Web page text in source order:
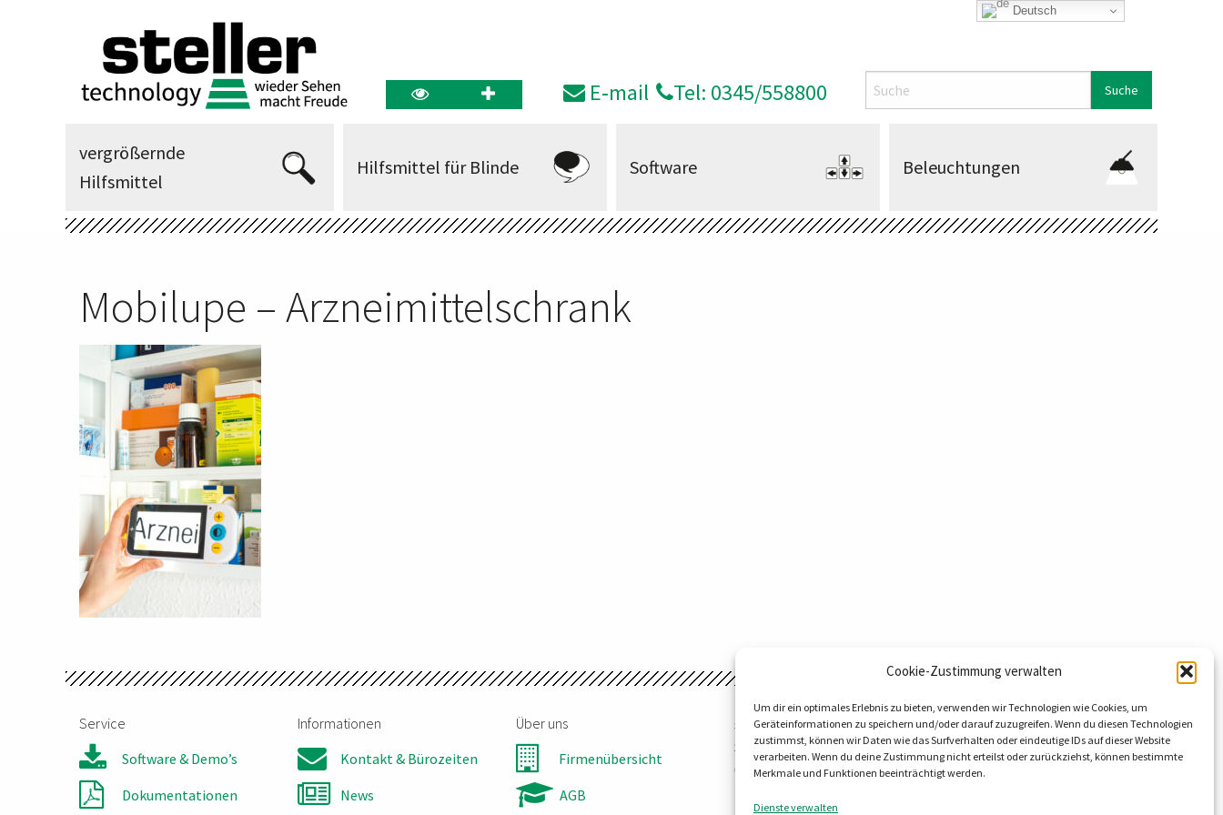
Cookie-Zustimmung verwalten
Um dir ein optimales Erlebnis zu bieten, verwenden wir Technologien wie Cookies, um
Geräteinformationen zu speichern und/oder darauf zuzugreifen. Wenn du diesen Technologien
zustimmst, können wir Daten wie das Surfverhalten oder eindeutige IDs auf dieser Website
verarbeiten. Wenn du deine Zustimmung nicht erteilst oder zurückziehst, können bestimmte
Merkmale und Funktionen beeinträchtigt werden.
Dienste verwalten
E‑mail Tel: 0345/558800
vergrößernde
Hilfsmittel
Hilfsmittel für Blinde Software Beleuchtungen
Mobilupe – Arzneimittelschrank
Service
Software & Demo’s
Dokumentationen
Informationen
Kontakt & Bürozeiten
News
Über uns
Firmenübersicht
AGB
steller-technology GmbH & Co. KG
Steinbruchweg 9
06198 Salzatal OT Lieskau
Deutsch